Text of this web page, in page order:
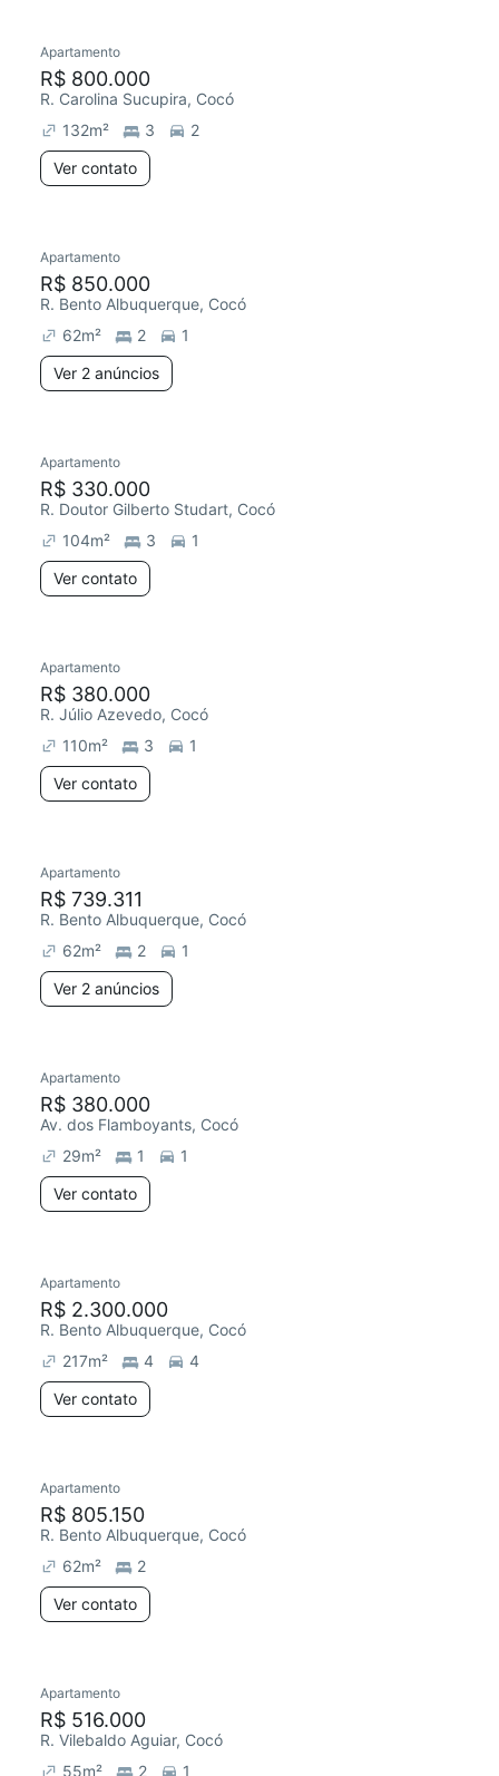
Apartamento
R$ 800.000
R. Carolina Sucupira, Cocó
132m² 3
2
Ver contato
Apartamento
R$ 850.000
R. Bento Albuquerque, Cocó
62m² 2
1
Ver 2 anúncios
Apartamento
R$ 330.000
R. Doutor Gilberto Studart, Cocó
104m² 3
1
Ver contato
Apartamento
R$ 380.000
R. Júlio Azevedo, Cocó
110m² 3
1
Ver contato
Apartamento
R$ 739.311
R. Bento Albuquerque, Cocó
62m² 2
1
Ver 2 anúncios
Apartamento
R$ 380.000
Av. dos Flamboyants, Cocó
29m² 1
1
Ver contato
Apartamento
R$ 2.300.000
R. Bento Albuquerque, Cocó
217m² 4
4
Ver contato
Apartamento
R$ 805.150
R. Bento Albuquerque, Cocó
62m²
2
Ver contato
Apartamento
R$ 516.000
R. Vilebaldo Aguiar, Cocó
55m² 2 1